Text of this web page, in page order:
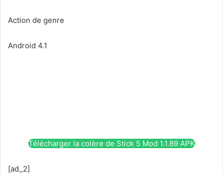
Action de genre
Android 4.1
Télécharger la colère de Stick 5 Mod 1.1.89 APK
[ad_2]